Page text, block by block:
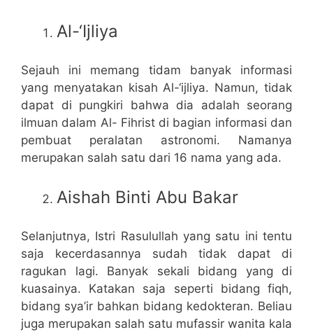
Al-‘Ijliya
Sejauh ini memang tidam banyak informasi
yang menyatakan kisah Al-‘ijliya. Namun, tidak
dapat di pungkiri bahwa dia adalah seorang
ilmuan dalam Al- Fihrist di bagian informasi dan
pembuat peralatan astronomi. Namanya
merupakan salah satu dari 16 nama yang ada.
Aishah Binti Abu Bakar
Selanjutnya, Istri Rasulullah yang satu ini tentu
saja kecerdasannya sudah tidak dapat di
ragukan lagi. Banyak sekali bidang yang di
kuasainya. Katakan saja seperti bidang fiqh,
bidang sya’ir bahkan bidang kedokteran. Beliau
juga merupakan salah satu mufassir wanita kala